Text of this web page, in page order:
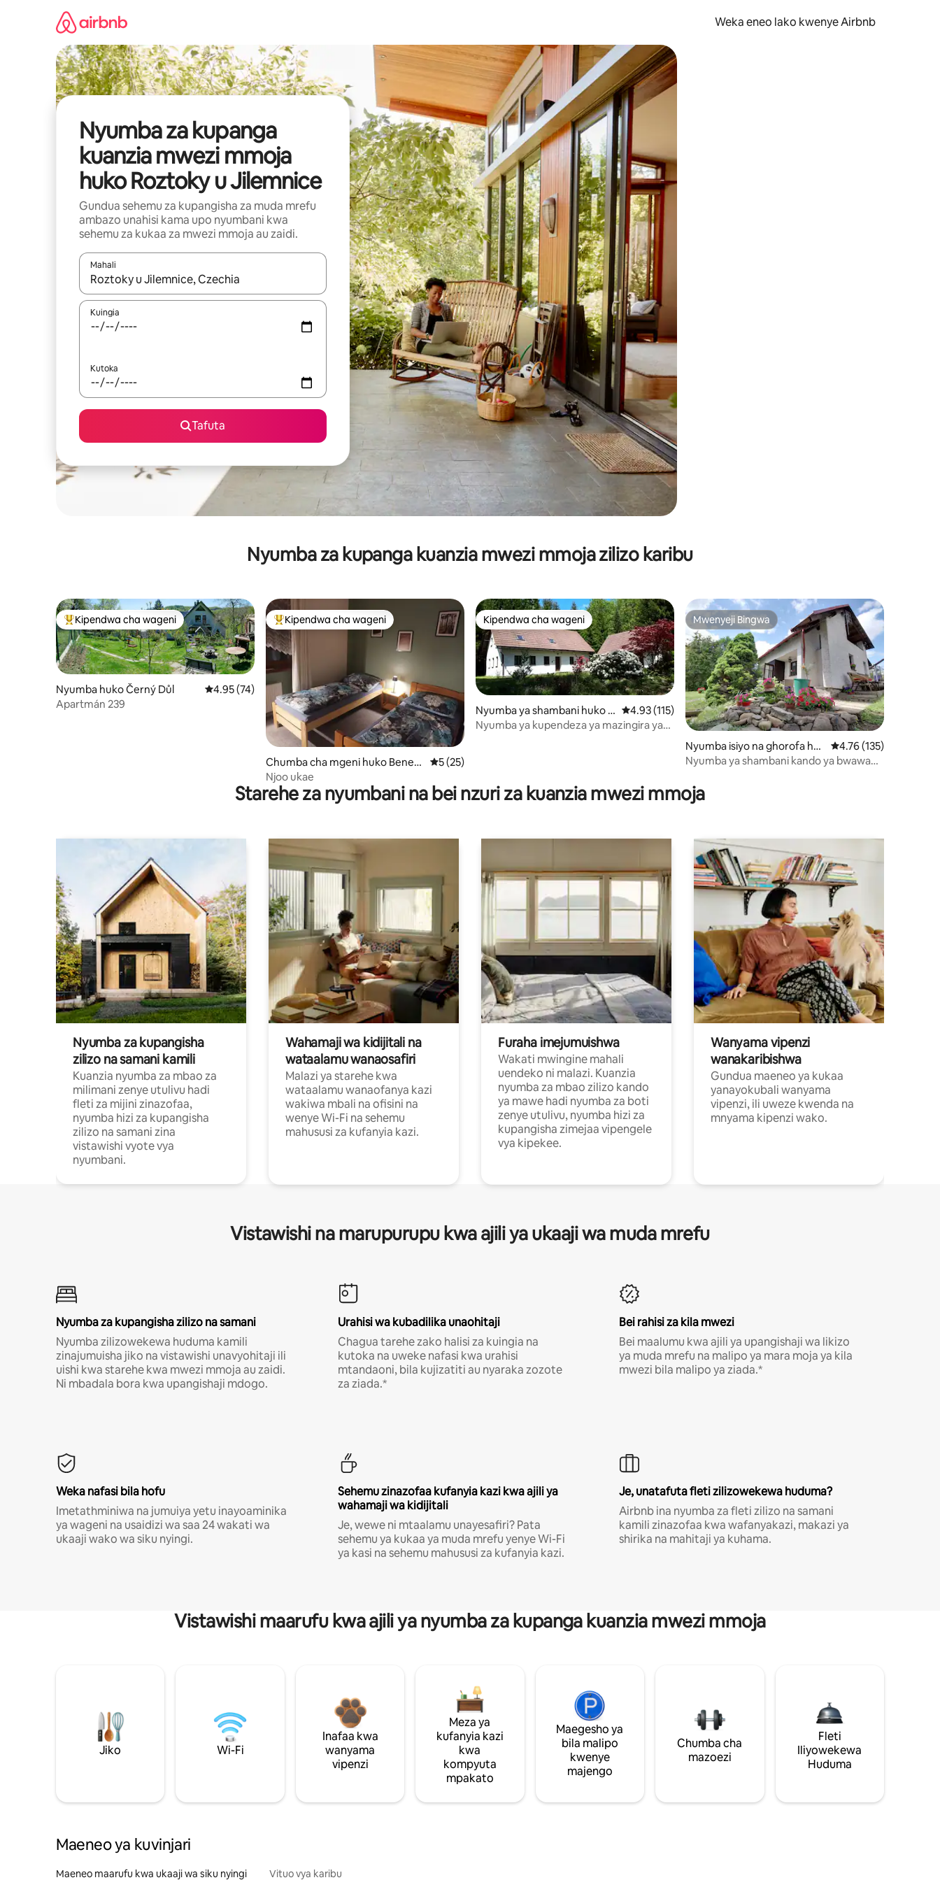
Weka eneo lako kwenye Airbnb
Nyumba za kupanga
kuanzia mwezi mmoja
huko Roztoky u Jilemnice
Gundua sehemu za kupangisha za muda mrefu
ambazo unahisi kama upo nyumbani kwa
sehemu za kukaa za mwezi mmoja au zaidi.
Mahali
Wakati matokeo yanapatikana, vinjari kwa kutumia vitufe vya vishale vya juu na chini au uchunguze kwa kugusa au kutelezesha kidole kwenye ishara.
Kuingia
Kutoka
Tafuta
Nyumba za kupanga kuanzia mwezi mmoja zilizo karibu
Kipendwa maarufu cha wageni
Kipendwa cha wageni
Nyumba huko Černý Důl Ukadiriaji wa wastani wa 4.95 kati ya 5, tathmini 74
4.95 (74)
Apartmán 239
Kipendwa maarufu cha wageni
Kipendwa cha wageni
Chumba cha mgeni huko Benec
ko
Ukadiriaji wa wastani wa 5 kati ya 5, tathmini 25
5 (25)
Njoo ukae
Kipendwa cha wageni
Kipendwa cha wageni
Nyumba ya shambani huko H
áje nad Jizerou
Ukadiriaji wa wastani wa 4.93 kati ya 5, tathmini 115
4.93 (115)
Nyumba ya kupendeza ya mazingira ya
Mwenyeji Bingwa
Mwenyeji Bingwa
Nyumba isiyo na ghorofa huk
o Vrchlabí
Ukadiriaji wa wastani
4.76 (135)
Nyumba ya shambani kando ya bwawa
Starehe za nyumbani na bei nzuri za kuanzia mwezi mmoja
Nyumba za kupangisha
zilizo na samani kamili
Kuanzia nyumba za mbao za
milimani zenye utulivu hadi
fleti za mijini zinazofaa,
nyumba hizi za kupangisha
zilizo na samani zina
vistawishi vyote vya
nyumbani.
Wahamaji wa kidijitali na
wataalamu wanaosafiri
Malazi ya starehe kwa
wataalamu wanaofanya kazi
wakiwa mbali na ofisini na
wenye Wi-Fi na sehemu
mahususi za kufanyia kazi.
Furaha imejumuishwa
Wakati mwingine mahali
uendeko ni malazi. Kuanzia
nyumba za mbao zilizo kando
ya mawe hadi nyumba za boti
zenye utulivu, nyumba hizi za
kupangisha zimejaa vipengele
vya kipekee.
Wanyama vipenzi
wanakaribishwa
Gundua maeneo ya kukaa
yanayokubali wanyama
vipenzi, ili uweze kwenda na
mnyama kipenzi wako.
Vistawishi na marupurupu kwa ajili ya ukaaji wa muda mrefu
Nyumba za kupangisha zilizo na samani
Nyumba zilizowekewa huduma kamili
zinajumuisha jiko na vistawishi unavyohitaji ili
uishi kwa starehe kwa mwezi mmoja au zaidi.
Ni mbadala bora kwa upangishaji mdogo.
Urahisi wa kubadilika unaohitaji
Chagua tarehe zako halisi za kuingia na
kutoka na uweke nafasi kwa urahisi
mtandaoni, bila kujizatiti au nyaraka zozote
za ziada.*
Bei rahisi za kila mwezi
Bei maalumu kwa ajili ya upangishaji wa likizo
ya muda mrefu na malipo ya mara moja ya kila
mwezi bila malipo ya ziada.*
Weka nafasi bila hofu
Imetathminiwa na jumuiya yetu inayoaminika
ya wageni na usaidizi wa saa 24 wakati wa
ukaaji wako wa siku nyingi.
Sehemu zinazofaa kufanyia kazi kwa ajili ya
wahamaji wa kidijitali
Je, wewe ni mtaalamu unayesafiri? Pata
sehemu ya kukaa ya muda mrefu yenye Wi-Fi
ya kasi na sehemu mahususi za kufanyia kazi.
Je, unatafuta fleti zilizowekewa huduma?
Airbnb ina nyumba za fleti zilizo na samani
kamili zinazofaa kwa wafanyakazi, makazi ya
shirika na mahitaji ya kuhama.
Vistawishi maarufu kwa ajili ya nyumba za kupanga kuanzia mwezi mmoja
Jiko Wi-Fi
Inafaa kwa
wanyama
vipenzi
Meza ya
kufanyia kazi
kwa
kompyuta
mpakato
Maegesho ya
bila malipo
kwenye
majengo
Chumba cha
mazoezi
Fleti
Iliyowekewa
Huduma
Maeneo ya kuvinjari
Maeneo maarufu kwa ukaaji wa siku nyingi Vituo vya karibu